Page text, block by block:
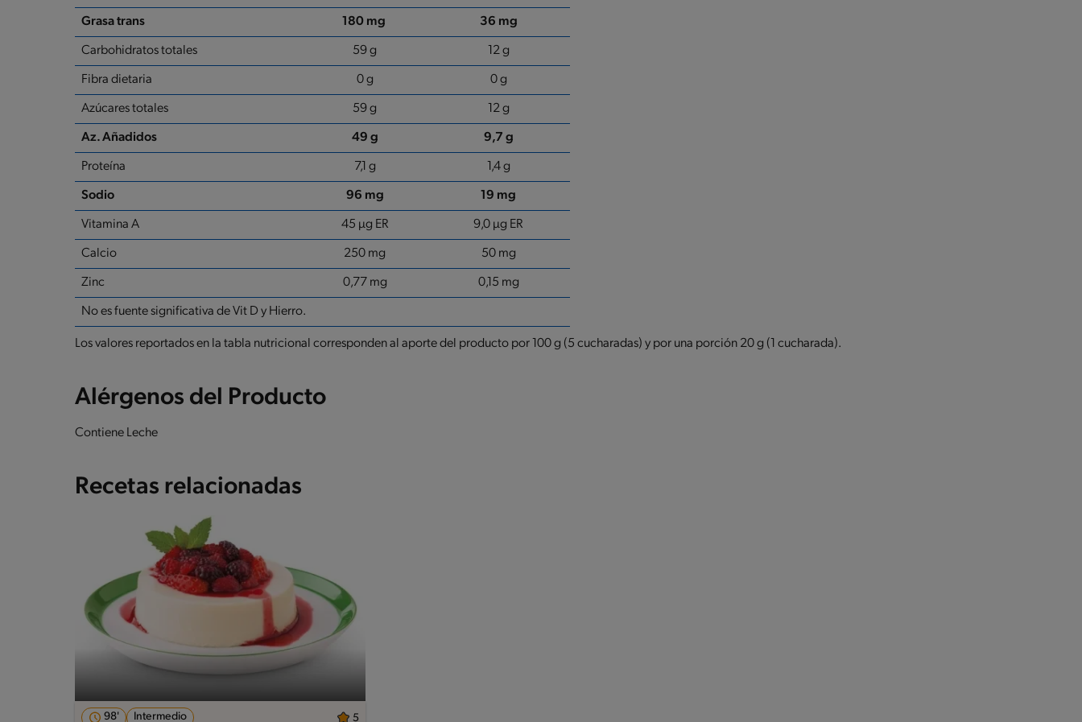
Grasa trans 180 mg 36 mg
Carbohidratos totales 59 g 12 g
Fibra dietaria 0 g 0 g
Azúcares totales 59 g 12 g
Az. Añadidos 49 g 9,7 g
Proteína 7,1 g 1,4 g
Sodio 96 mg 19 mg
Vitamina A 45 µg ER 9,0 µg ER
Calcio 250 mg 50 mg
Zinc 0,77 mg 0,15 mg
No es fuente significativa de Vit D y Hierro.
Los valores reportados en la tabla nutricional corresponden al aporte del producto por 100 g (5 cucharadas) y por una porción 20 g (1 cucharada).
Alérgenos del Producto
Contiene Leche
Recetas relacionadas
98' Intermedio 5